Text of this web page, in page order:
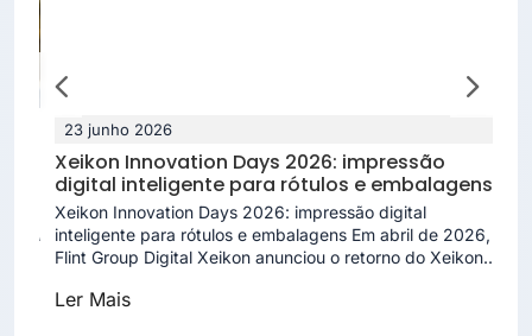
23 junho 2026
Xeikon Innovation Days 2026: impressão
digital inteligente para rótulos e embalagens
Xeikon Innovation Days 2026: impressão digital
inteligente para rótulos e embalagens Em abril de 2026, a
Flint Group Digital Xeikon anunciou o retorno do Xeikon...
Ler Mais